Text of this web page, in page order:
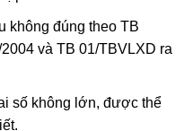
không đúng theo TB
và TB 01/TBVLXD ra
số không lớn, được thể